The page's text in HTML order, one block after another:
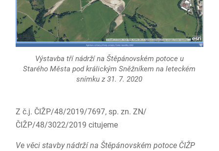
Výstavba tří nádrží na Štěpánovském potoce u
Starého Města pod králickým Sněžníkem na leteckém
snímku z 31. 7. 2020
Z č.j. ČIŽP/48/2019/7697, sp. zn. ZN/
ČIŽP/48/3022/2019 citujeme
Ve věci stavby nádrží na Štěpánovském potoce ČIŽP